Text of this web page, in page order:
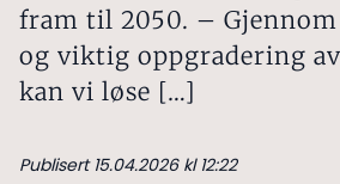
fram til 2050. –
og viktig oppgradering
kan vi løse […]
Publisert 15.04.2026 kl 12:22